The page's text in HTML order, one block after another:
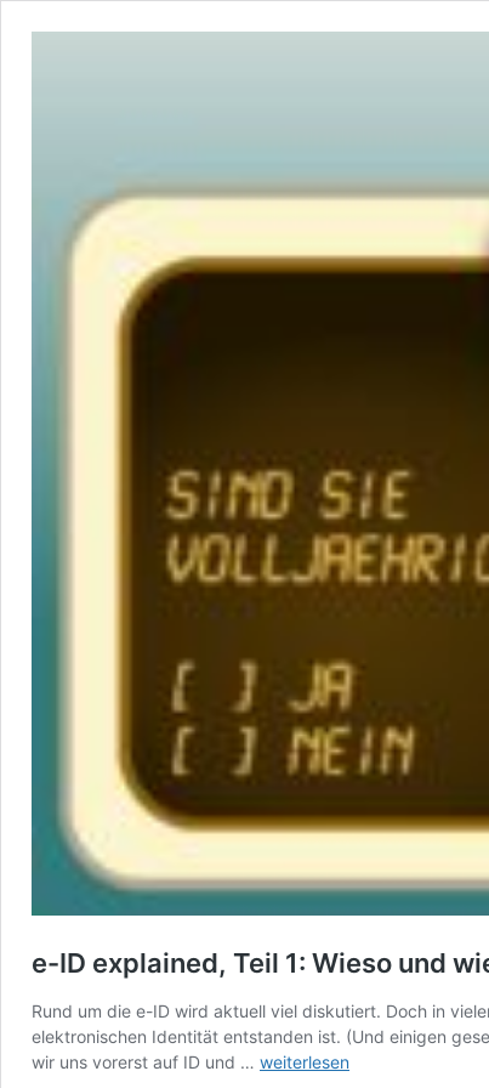
e-ID explained, Teil 1: Wieso und
Rund um die e-ID wird aktuell viel diskutiert. Doch in
elektronischen Identität entstanden ist. (Und einigen
wir uns vorerst auf ID und … e-
weiterlesen